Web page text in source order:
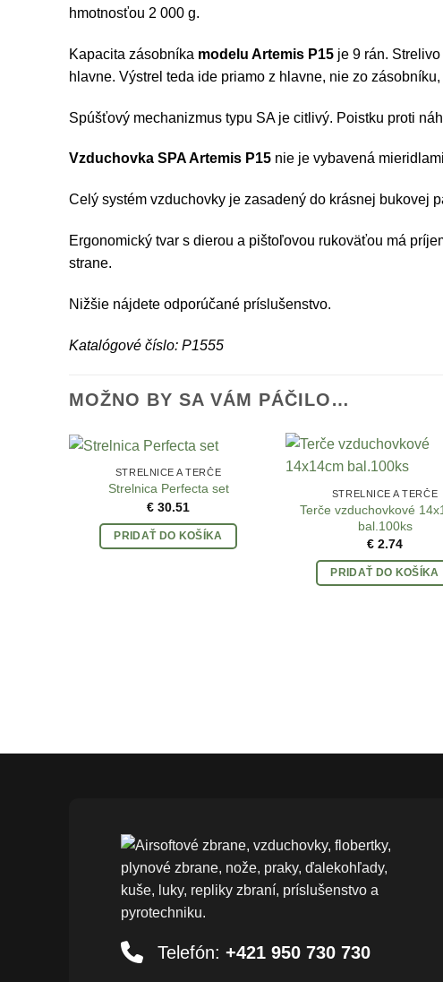
hmotnosťou 2 000 g.
Kapacita zásobníka modelu Artemis P15 je 9 rán.
hlavne. Výstrel teda ide priamo z hlavne, nie zo
Spúšťový mechanizmus typu SA je citlivý. Poistku proti
Vzduchovka SPA Artemis P15 nie je vybavená
Celý systém vzduchovky je zasadený do krásnej bukovej
Ergonomický tvar s dierou a pištoľovou rukoväťou má
strane.
Nižšie nájdete odporúčané príslušenstvo.
Katalógové číslo: P1555
MOŽNO BY SA VÁM PÁČILO…
STRELNICE A TERČE
Strelnica Perfecta set
€ 30.51
PRIDAŤ DO KOŠÍKA
STRELNICE A TERČE
Terče vzduchovkové
bal.100ks
€ 2.74
PRIDAŤ DO KOŠÍKA
Telefón: +421 950 730 730